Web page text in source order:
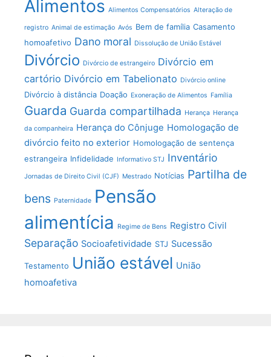
Alimentos Alimentos Compensatórios Alteração de
registro Animal de estimação Avós Bem de família Casamento
homoafetivo Dano moral Dissolução de União Estável
Divórcio Divórcio de estrangeiro Divórcio em
cartório Divórcio em Tabelionato Divórcio online
Divórcio à distância Doação Exoneração de Alimentos Família
Guarda Guarda compartilhada Herança Herança
da companheira Herança do Cônjuge Homologação de
divórcio feito no exterior Homologação de sentença
estrangeira Infidelidade Informativo STJ Inventário
Jornadas de Direito Civil (CJF) Mestrado Notícias Partilha de
bens Paternidade Pensão
alimentícia
Regime de Bens Registro Civil
Separação Socioafetividade STJ Sucessão
Testamento União estável União
homoafetiva